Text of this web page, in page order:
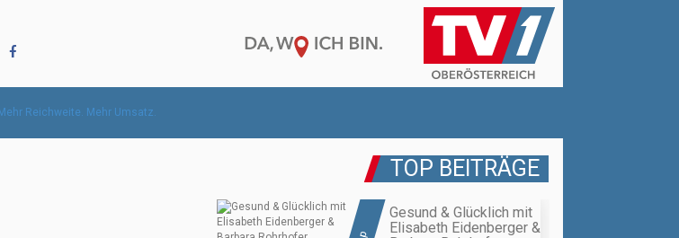
TOP BEITRÄGE
Gesund & Glücklich mit
Elisabeth Eidenberger &